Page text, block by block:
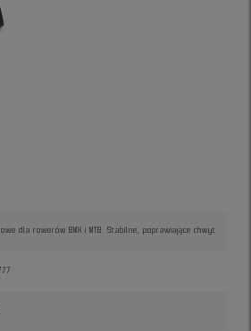
dla rowerów BMX i MTB. Stabilne, poprawiające chwyt.